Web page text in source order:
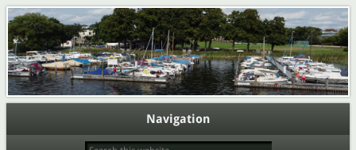
Wasserport im ESV Lok Potsdam
e.V.
Webpräsenz der Abteilung Wassersport des Eisenbahner Sportverein Lokomotive
Potsdam e.V.
Navigation